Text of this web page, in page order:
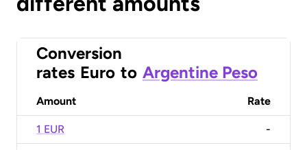
Conversion
rates Euro to Argentine Peso
Amount Rate
1 EUR -